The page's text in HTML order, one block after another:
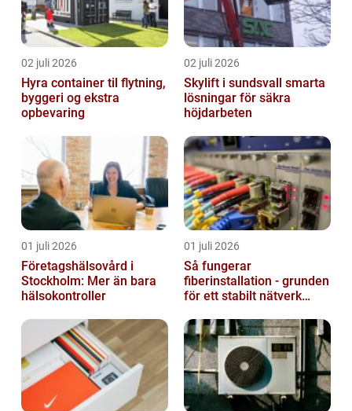
02 juli 2026
Hyra container til flytning,
byggeri og ekstra
opbevaring
02 juli 2026
Skylift i sundsvall smarta
lösningar för säkra
höjdarbeten
01 juli 2026
Företagshälsovård i
Stockholm: Mer än bara
hälsokontroller
01 juli 2026
Så fungerar
fiberinstallation - grunden
för ett stabilt nätverk